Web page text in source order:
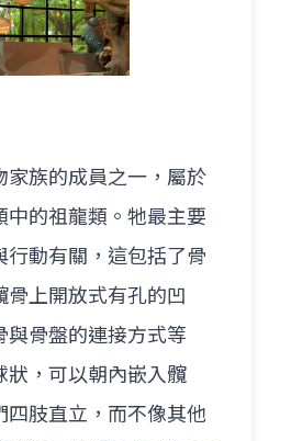
家族的成員之一，屬於
中的祖龍類。牠最主要
行動有關，這包括了骨
骨上開放式有孔的凹
與骨盤的連接方式等
狀，可以朝內嵌入髖
四肢直立，而不像其他